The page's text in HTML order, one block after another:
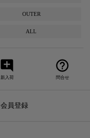
OUTER
ALL
add_comment
新入荷
help_outline
問合せ
会員登録